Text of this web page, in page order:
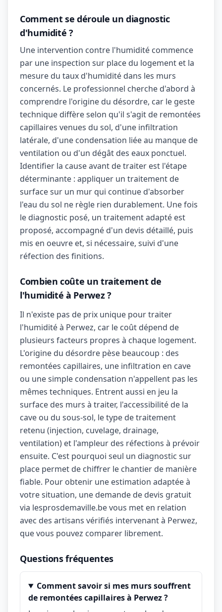
Comment se déroule un diagnostic
d'humidité ?
Une intervention contre l'humidité commence
par une inspection sur place du logement et la
mesure du taux d'humidité dans les murs
concernés. Le professionnel cherche d'abord à
comprendre l'origine du désordre, car le geste
technique diffère selon qu'il s'agit de remontées
capillaires venues du sol, d'une infiltration
latérale, d'une condensation liée au manque de
ventilation ou d'un dégât des eaux ponctuel.
Identifier la cause avant de traiter est l'étape
déterminante : appliquer un traitement de
surface sur un mur qui continue d'absorber
l'eau du sol ne règle rien durablement. Une fois
le diagnostic posé, un traitement adapté est
proposé, accompagné d'un devis détaillé, puis
mis en oeuvre et, si nécessaire, suivi d'une
réfection des finitions.
Combien coûte un traitement de
l'humidité à Perwez ?
Il n'existe pas de prix unique pour traiter
l'humidité à Perwez, car le coût dépend de
plusieurs facteurs propres à chaque logement.
L'origine du désordre pèse beaucoup : des
remontées capillaires, une infiltration en cave
ou une simple condensation n'appellent pas les
mêmes techniques. Entrent aussi en jeu la
surface des murs à traiter, l'accessibilité de la
cave ou du sous-sol, le type de traitement
retenu (injection, cuvelage, drainage,
ventilation) et l'ampleur des réfections à prévoir
ensuite. C'est pourquoi seul un diagnostic sur
place permet de chiffrer le chantier de manière
fiable. Pour obtenir une estimation adaptée à
votre situation, une demande de devis gratuit
via lesprosdemaville.be vous met en relation
avec des artisans vérifiés intervenant à Perwez,
que vous pouvez comparer librement.
Questions fréquentes
Comment savoir si mes murs souffrent
de remontées capillaires à Perwez ?